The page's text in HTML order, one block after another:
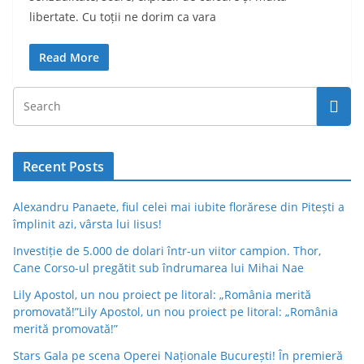
libertate. Cu toții ne dorim ca vara
Read More
Recent Posts
Alexandru Panaete, fiul celei mai iubite florărese din Pitești a
împlinit azi, vârsta lui Iisus!
Investiție de 5.000 de dolari într-un viitor campion. Thor,
Cane Corso-ul pregătit sub îndrumarea lui Mihai Nae
Lily Apostol, un nou proiect pe litoral: „România merită
promovată!”Lily Apostol, un nou proiect pe litoral: „România
merită promovată!”
Stars Gala pe scena Operei Naționale București! În premieră